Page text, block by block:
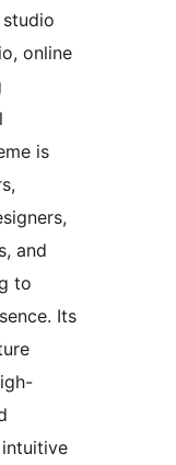
online
is
and
to
Its